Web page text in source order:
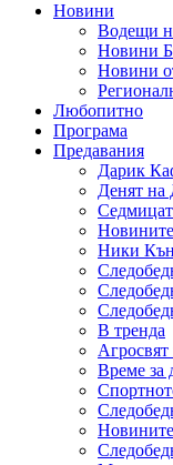
Новини
Водещи
Новини
Новини
Любопитно
Програма
Предавания
Дарик
Денят на
Ники
В тренда
Време за